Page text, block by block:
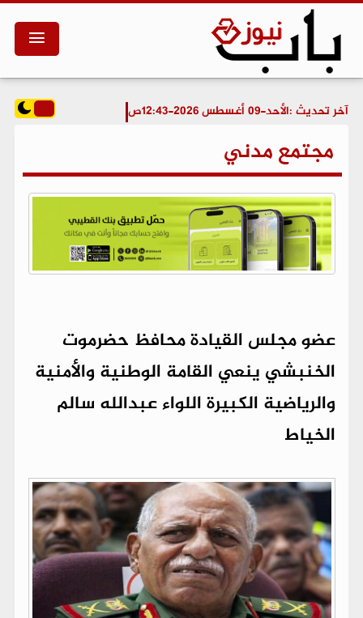
آخر تحديث :الأحد-09 أغسطس 2026-12:43ص
مجتمع مدني
عضو مجلس القيادة محافظ حضرموت
الخنبشي ينعي القامة الوطنية والأمنية
والرياضية الكبيرة اللواء عبدالله سالم
الخياط